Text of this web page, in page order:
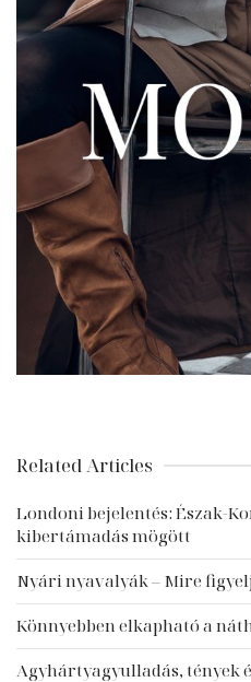
Related Articles
Londoni bejelentés: Észak-
kibertámadás mögött
Nyári nyavalyák – Mire
Könnyebben elkapható a
Agyhártyagyulladás, tények